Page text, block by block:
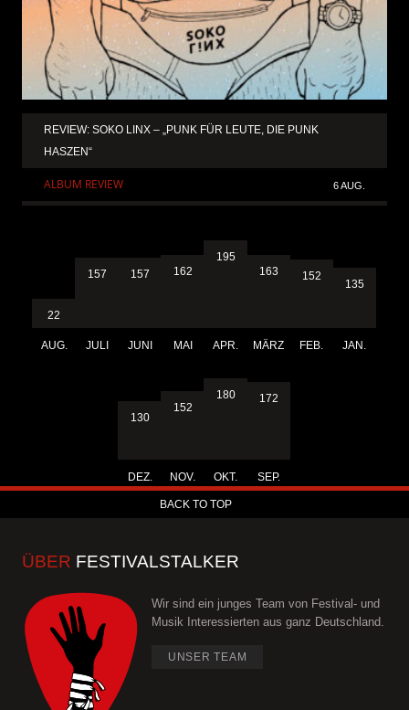
REVIEW: SOKO LINX – „PUNK FÜR LEUTE, DIE PUNK
HASZEN“
ALBUM REVIEW 6 AUG.
22
AUG.
157
JULI
157
JUNI
162
MAI
195
APR.
163
MÄRZ
152
FEB.
135
JAN.
130
DEZ.
152
NOV.
180
OKT.
172
SEP.
BACK TO TOP
ÜBER FESTIVALSTALKER
Wir sind ein junges Team von Festival- und
Musik Interessierten aus ganz Deutschland.
UNSER TEAM